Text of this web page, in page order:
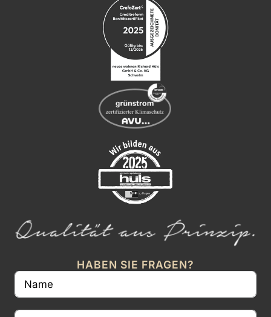
HABEN SIE FRAGEN?